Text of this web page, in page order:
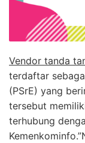
Vendor tanda
terdaftar
(PSrE) yang
tersebut
terhubung